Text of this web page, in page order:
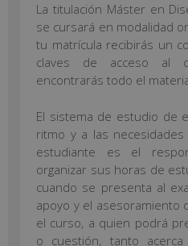
La titulación Máster en
se cursará en modalidad
tu matrícula recibirás un
claves de acceso al
encontrarás todo el
El sistema de estudio de
ritmo y a las
estudiante es el
organizar sus horas de
cuando se presenta al
apoyo y el
el curso, a quien podrá
o cuestión, tanto